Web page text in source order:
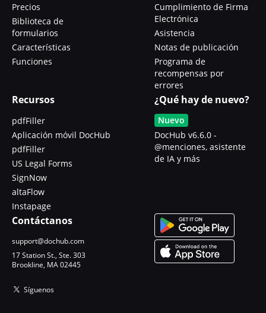
Precios
Biblioteca de
formularios
Características
Funciones
Cumplimiento de Firma
Electrónica
Asistencia
Notas de publicación
Programa de
recompensas por
errores
Recursos
pdfFiller
Aplicación móvil DocHub
pdfFiller
US Legal Forms
SignNow
altaFlow
Instapage
¿Qué hay de nuevo?
Nuevo
DocHub v6.6.0 -
@menciones, asistente
de IA y más
Contáctanos
support@dochub.com
17 Station St., Ste. 303
Brookline, MA 02445
Síguenos